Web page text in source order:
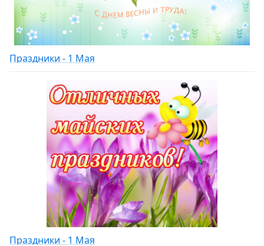
Праздники - 1 Мая
Праздники - 1 Мая